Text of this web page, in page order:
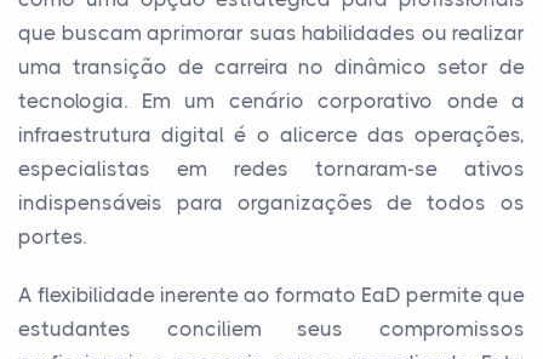
que buscam aprimorar suas habilidades ou realizar
uma transição de carreira no dinâmico setor de
tecnologia. Em um cenário corporativo onde a
infraestrutura digital é o alicerce das operações,
especialistas em redes tornaram-se ativos
indispensáveis para organizações de todos os
portes.
A flexibilidade inerente ao formato EaD permite que
estudantes conciliem seus compromissos